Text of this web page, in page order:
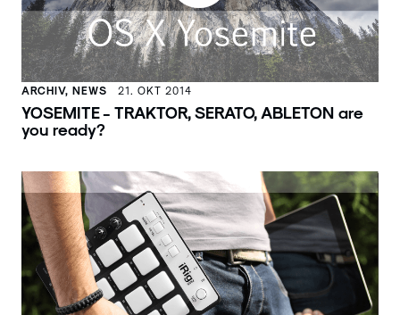
ARCHIV, NEWS 21. OKT 2014
YOSEMITE - TRAKTOR, SERATO, ABLETON are
you ready?